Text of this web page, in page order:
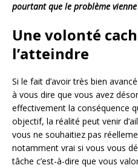
pourtant que le problème
Une volonté
l’atteindre
Si le fait d’avoir très bien
à vous dire que vous avez
effectivement la conséquence
objectif, la réalité peut venir
vous ne souhaitiez pas
notamment vrai si vous vous
tâche c’est-à-dire que vous